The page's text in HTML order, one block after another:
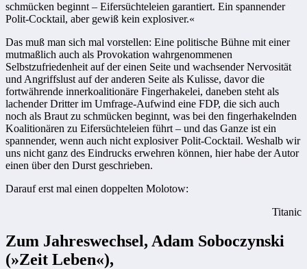
schmücken beginnt – Eifersüchteleien garantiert. Ein spannender
Polit-Cocktail, aber gewiß kein explosiver.«
Das muß man sich mal vorstellen: Eine politische Bühne mit einer
mutmaßlich auch als Provokation wahrgenommenen
Selbstzufriedenheit auf der einen Seite und wachsender Nervosität
und Angriffslust auf der anderen Seite als Kulisse, davor die
fortwährende innerkoalitionäre Fingerhakelei, daneben steht als
lachender Dritter im Umfrage-Aufwind eine FDP, die sich auch
noch als Braut zu schmücken beginnt, was bei den fingerhakelnden
Koalitionären zu Eifersüchteleien führt – und das Ganze ist ein
spannender, wenn auch nicht explosiver Polit-Cocktail. Weshalb wir
uns nicht ganz des Eindrucks erwehren können, hier habe der Autor
einen über den Durst geschrieben.
Darauf erst mal einen doppelten Molotow:
Titanic
Zum Jahreswechsel, Adam Soboczynski
(»Zeit Leben«),